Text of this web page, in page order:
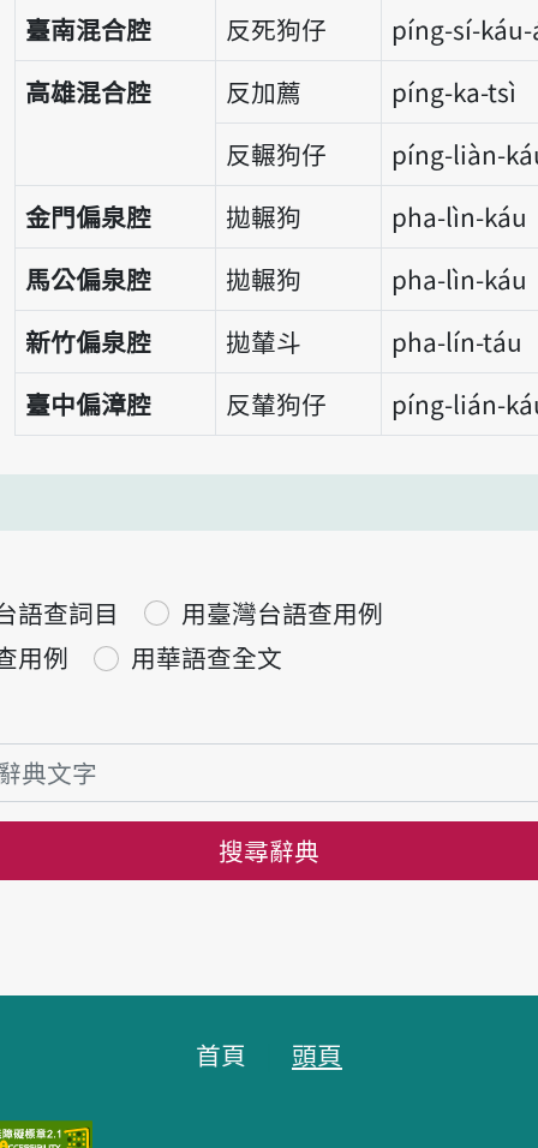
臺南混合腔
反死狗仔
píng-sí-káu-
高雄混合腔
反加薦
píng-ka-tsì
反輾狗仔
píng-liàn-
金門偏泉腔
拋輾狗
pha-lìn-káu
馬公偏泉腔
拋輾狗
pha-lìn-káu
新竹偏泉腔
拋輦斗
pha-lín-táu
臺中偏漳腔
反輦狗仔 píng-lián-
語查詞目
用臺灣台語查用例
用例
用華語查全文
搜尋辭典
首頁 頭頁